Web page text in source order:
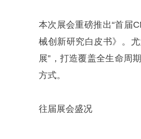
本次展会重磅推出“首届
械创新研究白皮书》。
展”，打造覆盖全生命周
方式。
往届展会盛况